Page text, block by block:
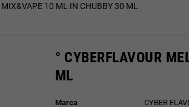
10 ML IN CHUBBY 30 ML
° CYBERFLAVOUR
ML
Marca
CYBER